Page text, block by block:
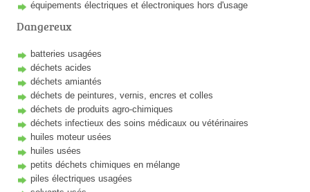
équipements électriques et électroniques hors d'usage
Dangereux
batteries usagées
déchets acides
déchets amiantés
déchets de peintures, vernis, encres et colles
déchets de produits agro-chimiques
déchets infectieux des soins médicaux ou vétérinaires
huiles moteur usées
huiles usées
petits déchets chimiques en mélange
piles électriques usagées